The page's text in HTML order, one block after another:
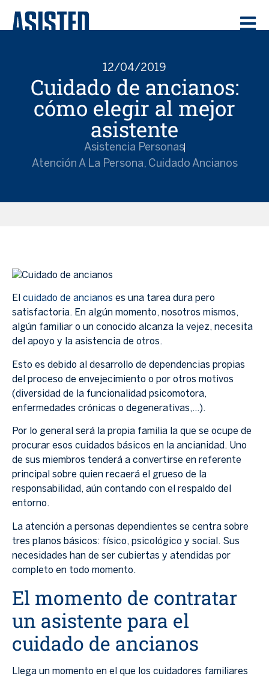
12/04/2019
Cuidado de ancianos:
cómo elegir al mejor
asistente
Asistencia Personas
Atención A La Persona, Cuidado Ancianos
El cuidado de ancianos es una tarea dura pero
satisfactoria. En algún momento, nosotros mismos,
algún familiar o un conocido alcanza la vejez, necesita
del apoyo y la asistencia de otros.
Esto es debido al desarrollo de dependencias propias
del proceso de envejecimiento o por otros motivos
(diversidad de la funcionalidad psicomotora,
enfermedades crónicas o degenerativas,…).
Por lo general será la propia familia la que se ocupe de
procurar esos cuidados básicos en la ancianidad. Uno
de sus miembros tenderá a convertirse en referente
principal sobre quien recaerá el grueso de la
responsabilidad, aún contando con el respaldo del
entorno.
La atención a personas dependientes se centra sobre
tres planos básicos: físico, psicológico y social. Sus
necesidades han de ser cubiertas y atendidas por
completo en todo momento.
El momento de contratar
un asistente para el
cuidado de ancianos
Llega un momento en el que los cuidadores familiares